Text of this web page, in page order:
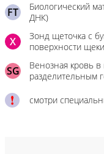
FT
Биологический
ДНК)
X
Зонд щеточка с
поверхности
SG
Венозная кровь в
разделительным
смотри